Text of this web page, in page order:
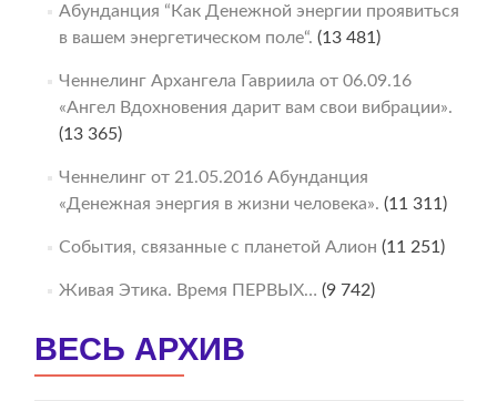
Абунданция “Как Денежной энергии проявиться
в вашем энергетическом поле“. (13 481)
Ченнелинг Архангела Гавриила от 06.09.16
«Ангел Вдохновения дарит вам свои вибрации».
(13 365)
Ченнелинг от 21.05.2016 Абунданция
«Денежная энергия в жизни человека». (11 311)
События, связанные с планетой Алион (11 251)
Живая Этика. Время ПЕРВЫХ… (9 742)
ВЕСЬ АРХИВ